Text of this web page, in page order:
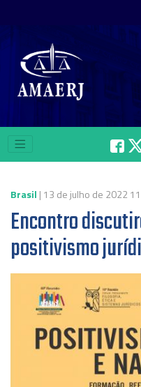
Brasil | 13 de julho de 2022
Encontro
positivismo